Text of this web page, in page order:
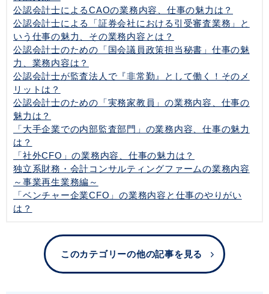
公認会計士によるCAOの業務内容、仕事の魅力は？
公認会計士による「証券会社における引受審査業務」と
いう仕事の魅力、その業務内容とは？
公認会計士のための「国会議員政策担当秘書」仕事の魅
力、業務内容は？
公認会計士が監査法人で『非常勤』として働く！そのメ
リットは？
公認会計士のための「実務家教員」の業務内容、仕事の
魅力は？
「大手企業での内部監査部門」の業務内容、仕事の魅力
は？
「社外CFO」の業務内容、仕事の魅力は？
独立系財務・会計コンサルティングファームの業務内容
～事業再生業務編～
「ベンチャー企業CFO」の業務内容と仕事のやりがい
は？
このカテゴリーの他の記事を見る